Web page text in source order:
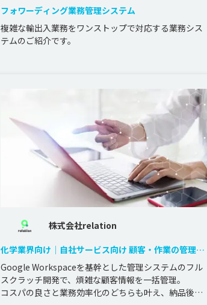
フォワーディング業務管理システム
複雑な輸出入業務をワンストップで対応する業務シス
テムのご紹介です。
株式会社relation
化学業界向け｜自社サービス向け 顧客・作業の管理用
システムの開発
Google Workspaceを基幹とした管理システムのフル
スクラッチ開発で、煩雑な顧客情報を一括管理。
コスパの良さと業務効率化のどちらも叶え、納品後の